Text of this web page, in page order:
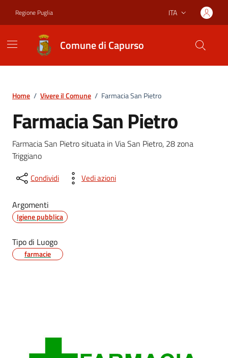
Regione Puglia Lingua attiva:
ITA
Comune di Capurso
Home / Vivere il Comune / Farmacia San Pietro
Farmacia San Pietro
Farmacia San Pietro situata in Via San Pietro, 28 zona
Triggiano
Condividi Vedi azioni
Argomenti
Igiene pubblica
Tipo di Luogo
farmacie